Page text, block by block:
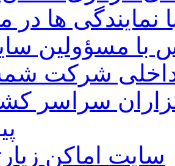
نمایندگی ها در
با مسؤولین
شرکت
سراسر
سایت اماکن